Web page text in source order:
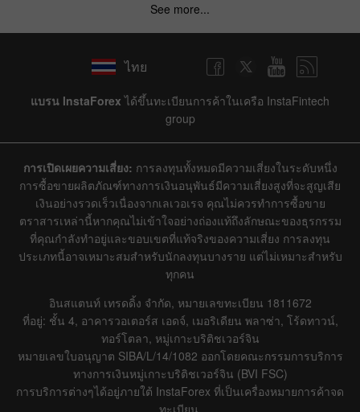
See more...
ไทย
แบรน InstaForex ได้ขึ้นทะเบียนการค้าในเครือ InstaFintech
group
การเปิดเผยความเสี่ยง: การลงทุนทั้งหมดมีความเสี่ยงในระดับหนึ่ง
การซื้อขายผลิตภัณฑ์ทางการเงินอนุพันธ์มีความเสี่ยงสูงที่จะสูญเสีย
เงินอย่างรวดเร็วเนื่องจากเลเวอเรจ คุณไม่ควรทำการซื้อขาย
ตราสารเหล่านี้หากคุณไม่เข้าใจอย่างถ่องแท้ถึงลักษณะของธุรกรรม
ที่คุณกำลังทำอยู่และขอบเขตที่แท้จริงของความเสี่ยง การลงทุน
ประเภทนี้อาจเหมาะสมสำหรับนักลงทุนบางราย แต่ไม่เหมาะสำหรับ
ทุกคน
อินสแตนท์ เทรดดิ้ง จำกัด, หมายเลขทะเบียน 1811672
ที่อยู่: ชั้น 4, อาคารวอเตอร์ส เอดจ์, เมอริเดียน พลาซ่า, โร้ดทาวน์,
ทอร์โตลา, หมู่เกาะบริติชเวอร์จิน
หมายเลขใบอนุญาต SIBA/L/14/1082 ออกโดยคณะกรรมการบริการ
ทางการเงินหมู่เกาะบริติชเวอร์จิน (BVI FSC)
การบริการต่างๆได้อยู่ภายใต้ InstaForex ที่เป็นเครื่องหมายการค้าจด